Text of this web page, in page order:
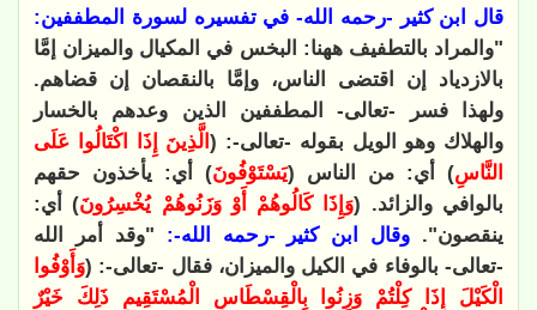
قال ابن كثير -رحمه الله- في تفسيره لسورة المطففين:
"والمراد بالتطفيف ههنا: البخس في المكيال والميزان إمَّا
بالازدياد إن اقتضى الناس، وإمَّا بالنقصان إن قضاهم.
ولهذا فسر -تعالى- المطففين الذين وعدهم بالخسار
والهلاك وهو الويل بقوله -تعالى-: (الَّذِينَ إِذَا اكْتَالُوا عَلَى
النَّاسِ) أي: من الناس (يَسْتَوْفُونَ) أي: يأخذون حقهم
بالوافي والزائد. (وَإِذَا كَالُوهُمْ أَوْ وَزَنُوهُمْ يُخْسِرُونَ) أي:
ينقصون". وقال ابن كثير -رحمه الله-: "وقد أمر الله
-تعالى- بالوفاء في الكيل والميزان، فقال -تعالى-: (وَأَوْفُوا
الْكَيْلَ إِذَا كِلْتُمْ وَزِنُوا بِالْقِسْطَاسِ الْمُسْتَقِيمِ ذَلِكَ خَيْرٌ